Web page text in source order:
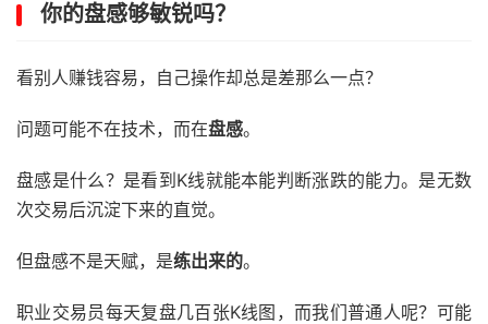
你的盘感够敏锐吗？
看别人赚钱容易，自己操作却总是差那么一点？
问题可能不在技术，而在盘感。
盘感是什么？是看到K线就能本能判断涨跌的能力。是无数
次交易后沉淀下来的直觉。
但盘感不是天赋，是练出来的。
职业交易员每天复盘几百张K线图，而我们普通人呢？可能